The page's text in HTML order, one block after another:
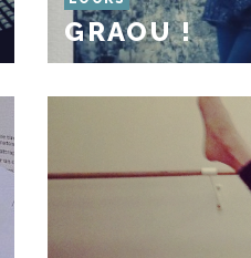
GRAOU !